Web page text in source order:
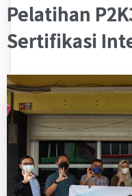
Pelatihan
Sertifikasi